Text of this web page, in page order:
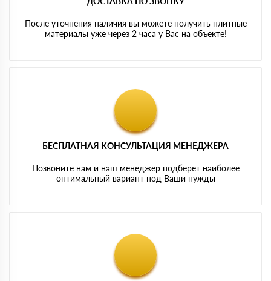
После уточнения наличия вы можете получить плитные
материалы уже через 2 часа у Вас на объекте!
БЕСПЛАТНАЯ КОНСУЛЬТАЦИЯ МЕНЕДЖЕРА
Позвоните нам и наш менеджер подберет наиболее
оптимальный вариант под Ваши нужды